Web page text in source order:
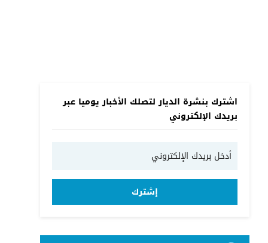
اشترك بنشرة الديار لتصلك الأخبار يوميا عبر
بريدك الإلكتروني
إشترك